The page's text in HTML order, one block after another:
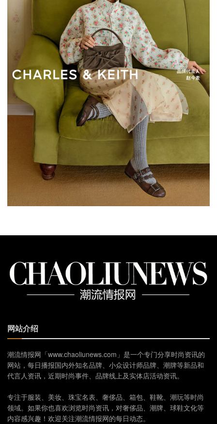
网站介绍
潮流情报网「www.chaoliunews.com」是一个专门分享时尚资讯的
网站，每日播报国内外知名品牌、小众设计师品牌、潮牌等新品和
代言人资讯，近期时尚事件、品牌线上及实体店活动资讯。
专注于服装、美妆、珠宝名表、奢侈品、箱包、鞋靴、潮玩等时尚
领域。如果你也喜欢浏览时尚资讯，对奢侈品、潮牌、球鞋文化等
内容感兴趣！欢迎关注潮流情报网的每日动态。